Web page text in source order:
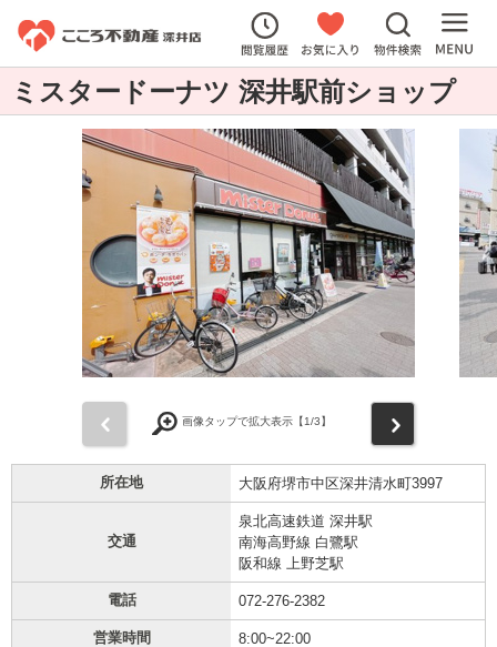
ミスタードーナツ 深井駅前ショップ
画像タップで拡大表示【1/3】
所在地 大阪府堺市中区深井清水町3997
交通
泉北高速鉄道 深井駅
南海高野線 白鷺駅
阪和線 上野芝駅
電話 072-276-2382
営業時間 8:00~22:00